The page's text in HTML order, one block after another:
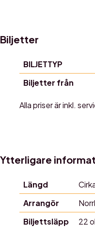
Biljetter
BILJETTYP
Biljetter från
Alla priser är inkl.
Ytterligare
Längd
Arrangör
Biljettsläpp
22